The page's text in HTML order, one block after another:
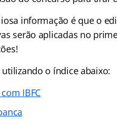
informação é que o
serão aplicadas no
utilizando o índice abaixo:
IBFC